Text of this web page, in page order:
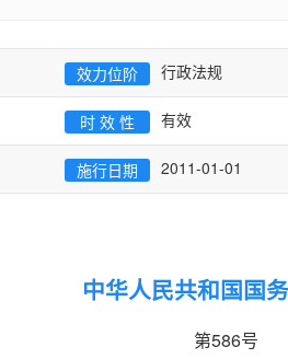
效力位阶 行政法规
时 效 性 有效
施行日期 2011-01-01
中华人民共和国国
第586号